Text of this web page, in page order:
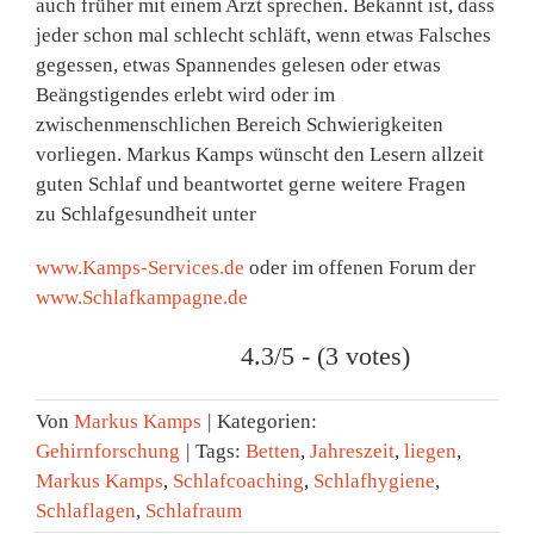
auch früher mit einem Arzt sprechen. Bekannt ist, dass
jeder schon mal schlecht schläft, wenn etwas Falsches
gegessen, etwas Spannendes gelesen oder etwas
Beängstigendes erlebt wird oder im
zwischenmenschlichen Bereich Schwierigkeiten
vorliegen. Markus Kamps wünscht den Lesern allzeit
guten Schlaf und beantwortet gerne weitere Fragen
zu Schlafgesundheit unter
www.Kamps-Services.de oder im offenen Forum der
www.Schlafkampagne.de
4.3/5 - (3 votes)
Von Markus Kamps | Kategorien:
Gehirnforschung | Tags: Betten, Jahreszeit, liegen,
Markus Kamps, Schlafcoaching, Schlafhygiene,
Schlaflagen, Schlafraum